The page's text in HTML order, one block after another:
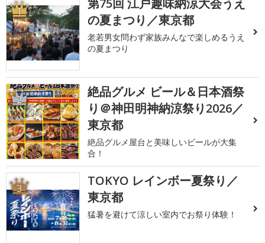
1
第75回 江戸趣味納涼大会うえ
の夏まつり／東京都
老若男女問わず家族みんなで楽しめるうえ
の夏まつり
2
絶品グルメ ビール＆日本酒祭
り＠神田明神納涼祭り2026／
東京都
絶品グルメ屋台と美味しいビールが大集
合！
3
TOKYO レインボー夏祭り／
東京都
猛暑を避けて涼しい室内でお祭り体験！